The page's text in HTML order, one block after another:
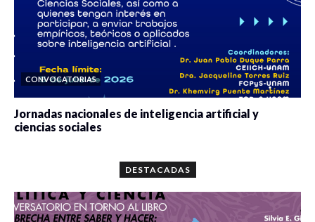
CONVOCATORIAS
Jornadas nacionales de inteligencia artificial y
ciencias sociales
DESTACADAS